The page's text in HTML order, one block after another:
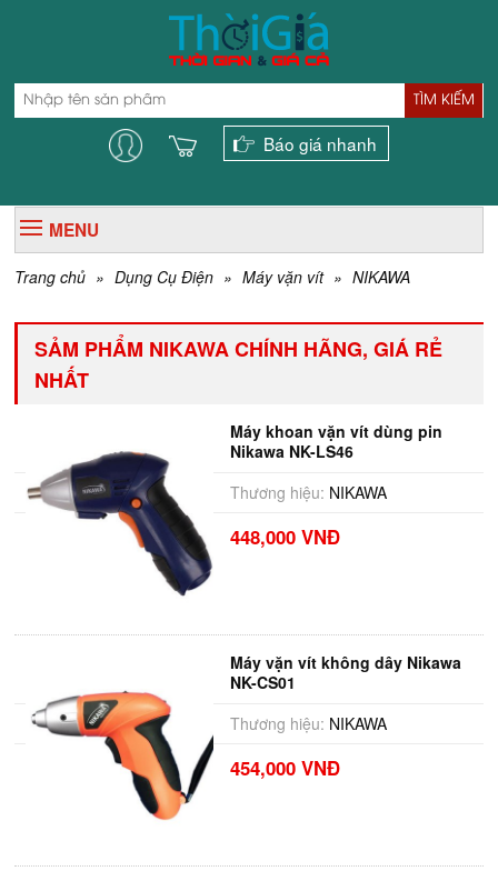
TÌM KIẾM
Báo giá nhanh
MENU
Trang chủ » Dụng Cụ Điện » Máy vặn vít » NIKAWA
SẢM PHẨM NIKAWA CHÍNH HÃNG, GIÁ RẺ
NHẤT
Máy khoan vặn vít dùng pin
Nikawa NK-LS46
Thương hiệu: NIKAWA
448,000 VNĐ
Máy vặn vít không dây Nikawa
NK-CS01
Thương hiệu: NIKAWA
454,000 VNĐ